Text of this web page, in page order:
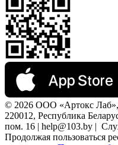
© 2026 ООО «Артокс
220012, Республика
пом. 16 | help@103.by |
Продолжая пользоваться